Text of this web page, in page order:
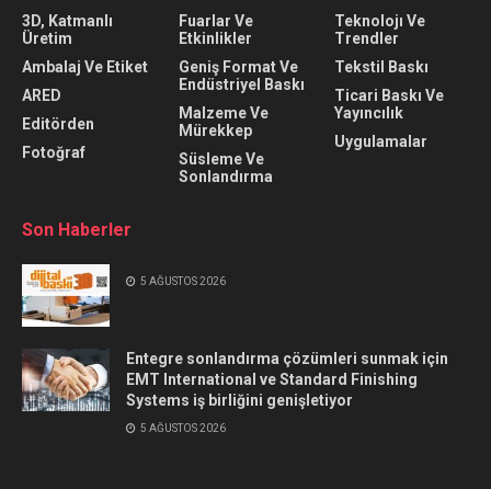
3D, Katmanlı
Üretim
Ambalaj Ve Etiket
ARED
Editörden
Fotoğraf
Fuarlar Ve
Etkinlikler
Geniş Format Ve
Endüstriyel Baskı
Malzeme Ve
Mürekkep
Süsleme Ve
Sonlandırma
Teknolojı Ve
Trendler
Tekstil Baskı
Ticari Baskı Ve
Yayıncılık
Uygulamalar
Son Haberler
5 AĞUSTOS 2026
Entegre sonlandırma çözümleri sunmak için
EMT International ve Standard Finishing
Systems iş birliğini genişletiyor
5 AĞUSTOS 2026